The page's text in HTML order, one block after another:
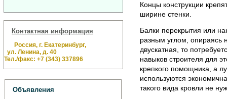
Контактная информация
Россия, г. Екатеринбург,
ул. Ленина, д. 40
Тел./факс: +7 (343) 337896
Объявления
Концы конструкции
ширине стенки.
Балки перекрытия или
разным углом, опираясь
двускатная, то
навыков строителя для
крепкого помощника, а
используются
такого вида кровли не